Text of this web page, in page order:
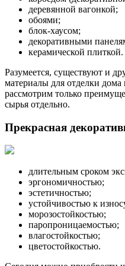
деревянной вагонкой;
обоями;
блок-хаусом;
декоративными
керамической плиткой.
Разумеется, существуют и
материалы для отделки
рассмотрим только
сырья отдельно.
Прекрасная
длительным сроком
эргономичностью;
эстетичностью;
устойчивостью к
морозостойкостью;
паропроницаемостью;
влагостойкостью;
цветостойкостью.